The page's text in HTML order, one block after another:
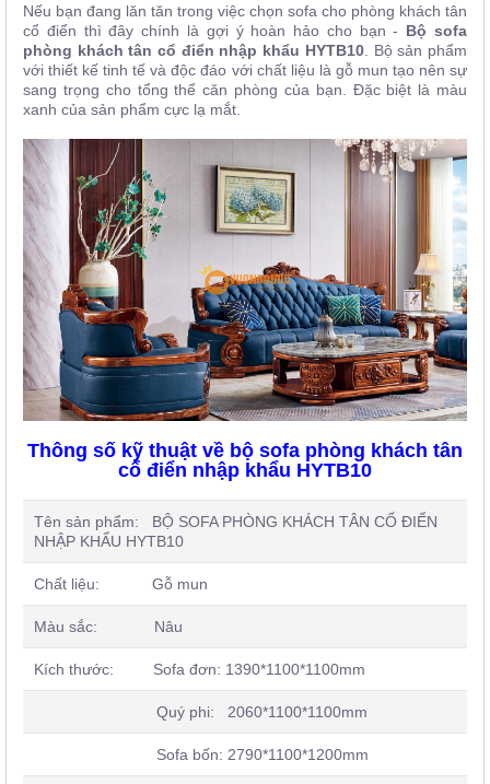
Nếu bạn đang lăn tăn trong việc chọn sofa cho phòng khách tân
cổ điển thì đây chính là gợi ý hoàn hảo cho bạn - Bộ sofa
phòng khách tân cổ điển nhập khẩu HYTB10. Bộ sản phẩm
với thiết kế tinh tế và độc đáo với chất liệu là gỗ mun tạo nên sự
sang trọng cho tổng thể căn phòng của bạn. Đặc biệt là màu
xanh của sản phẩm cực lạ mắt.
Thông số kỹ thuật về bộ sofa phòng khách tân
cổ điển nhập khẩu HYTB10
Tên sản phẩm: BỘ SOFA PHÒNG KHÁCH TÂN CỔ ĐIỂN
NHẬP KHẨU HYTB10
Chất liệu: Gỗ mun
Màu sắc: Nâu
Kích thước: Sofa đơn: 1390*1100*1100mm
Quý phi: 2060*1100*1100mm
Sofa bốn: 2790*1100*1200mm